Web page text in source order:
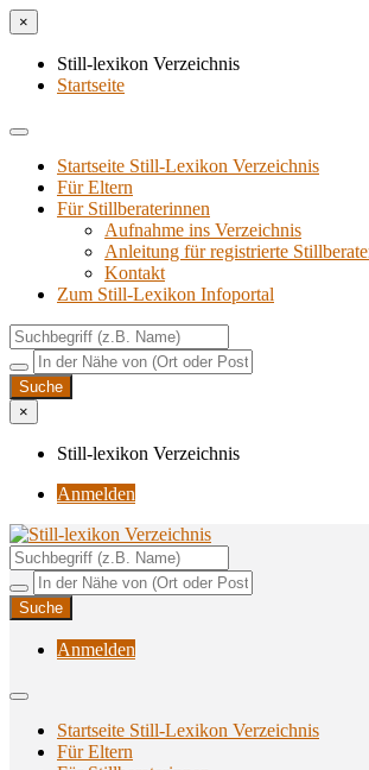
×
Still-lexikon Verzeichnis
Startseite
Startseite Still-Lexikon Verzeichnis
Für Eltern
Für Stillberaterinnen
Aufnahme ins Verzeichnis
Anlei­tung für regis­trier­te
Kon­takt
Zum Still-Lexikon Infoportal
×
Still-lexikon Verzeichnis
Anmelden
Still-lexikon Verzeichnis
Unterstützungsangebote rund ums Stillen
Anmelden
Startseite Still-Lexikon Verzeichnis
Für Eltern